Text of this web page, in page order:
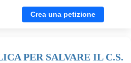
Crea una petizione
PER SALVARE IL C.S.